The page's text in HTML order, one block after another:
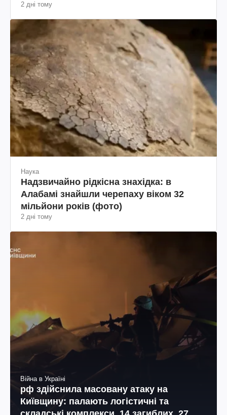
2 дні тому
Наука
Надзвичайно рідкісна знахідка: в
Алабамі знайшли черепаху віком 32
мільйони років (фото)
2 дні тому
Війна в Україні
рф здійснила масовану атаку на
Київщину: палають логістичні та